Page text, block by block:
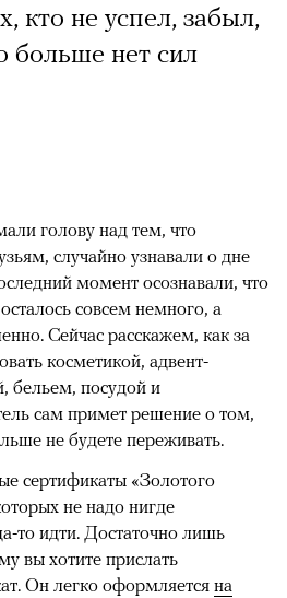
кто не успел, забыл,
больше нет сил
голову над тем, что
случайно узнавали о дне
момент осознавали, что
совсем немного, а
Сейчас расскажем, как за
косметикой, адвент-
бельем, посудой и
сам примет решение о том,
не будете переживать.
сертификаты «Золотого
не надо нигде
то идти. Достаточно лишь
вы хотите прислать
Он легко оформляется на